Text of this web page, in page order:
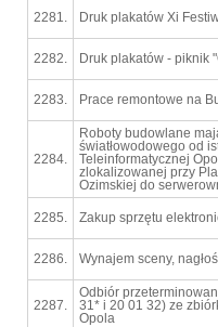
2281. Druk plakatów Xi
2282. Druk plakatów - piknik
2283. Prace remontowe na
2284.
Roboty budowlane
światłowodowego od
Teleinformatycznej
zlokalizowanej przy
Ozimskiej do
2285. Zakup sprzętu
2286. Wynajem sceny,
2287.
Odbiór
31* i 20 01 32) ze
Opola